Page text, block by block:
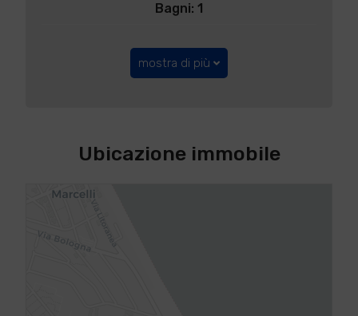
Bagni: 1
mostra di più
Ubicazione immobile